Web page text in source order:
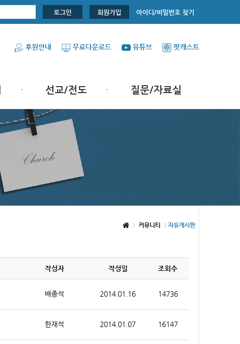
로그인 회원가입 아이디/비밀번호 찾기
후원안내 무료다운로드 유튜브 팟캐스트
선교/전도 질문/자료실
커뮤니티 자유게시판
작성자 작성일 조회수
배종석 2014.01.16 14736
한재석 2014.01.07 16147